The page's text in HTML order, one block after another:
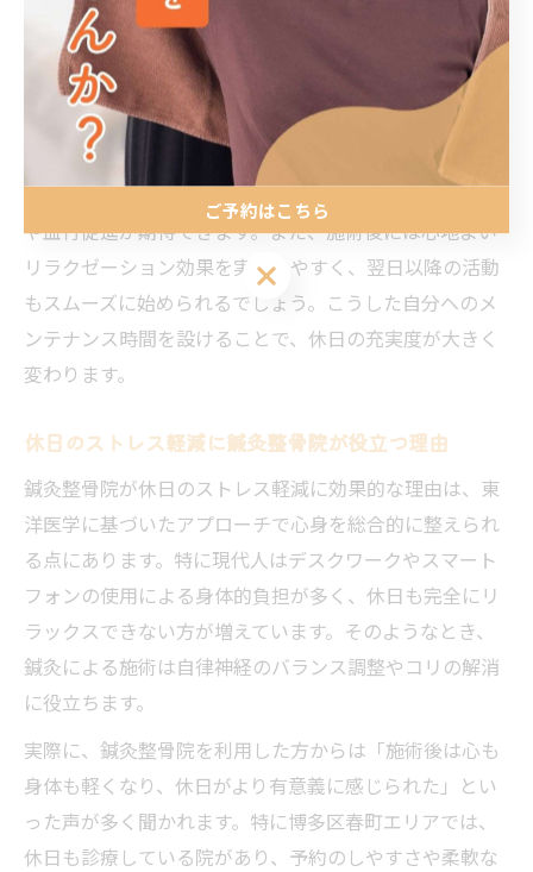
に福岡県福岡市博多区春町のような地域密着型の院で
は、丁寧なカウンセリングを通じて最適なケアプランを
提案してくれる点が魅力です。
例えば、仕事や家事で肩こりや腰痛が慢性化している方
は、休日に鍼や灸を取り入れることで、筋肉の緊張緩和
や血行促進が期待できます。また、施術後には心地よい
リラクゼーション効果を実感しやすく、翌日以降の活動
もスムーズに始められるでしょう。こうした自分へのメ
ンテナンス時間を設けることで、休日の充実度が大きく
変わります。
休日のストレス軽減に鍼灸整骨院が役立つ理由
鍼灸整骨院が休日のストレス軽減に効果的な理由は、東
洋医学に基づいたアプローチで心身を総合的に整えられ
る点にあります。特に現代人はデスクワークやスマート
フォンの使用による身体的負担が多く、休日も完全にリ
ラックスできない方が増えています。そのようなとき、
鍼灸による施術は自律神経のバランス調整やコリの解消
に役立ちます。
実際に、鍼灸整骨院を利用した方からは「施術後は心も
身体も軽くなり、休日がより有意義に感じられた」とい
った声が多く聞かれます。特に博多区春町エリアでは、
休日も診療している院があり、予約のしやすさや柔軟な
ご予約はこちら
ご予約はこちら